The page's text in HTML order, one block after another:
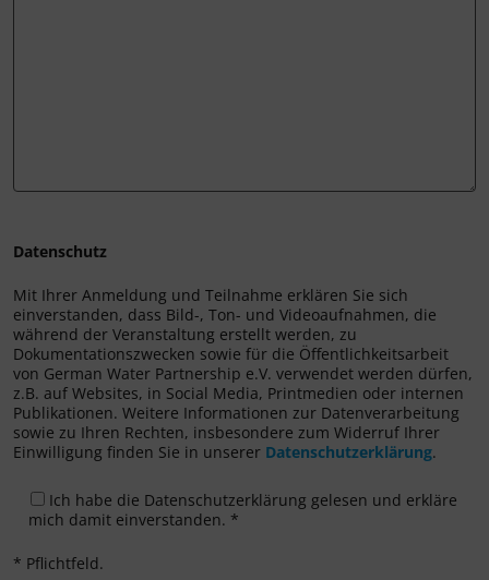
Datenschutz
Mit Ihrer Anmeldung und Teilnahme erklären Sie sich
einverstanden, dass Bild-, Ton- und Videoaufnahmen, die
während der Veranstaltung erstellt werden, zu
Dokumentationszwecken sowie für die Öffentlichkeitsarbeit
von German Water Partnership e.V. verwendet werden dürfen,
z.B. auf Websites, in Social Media, Printmedien oder internen
Publikationen. Weitere Informationen zur Datenverarbeitung
sowie zu Ihren Rechten, insbesondere zum Widerruf Ihrer
Einwilligung finden Sie in unserer Datenschutzerklärung.
Ich habe die Datenschutzerklärung gelesen und erkläre
mich damit einverstanden. *
* Pflichtfeld.